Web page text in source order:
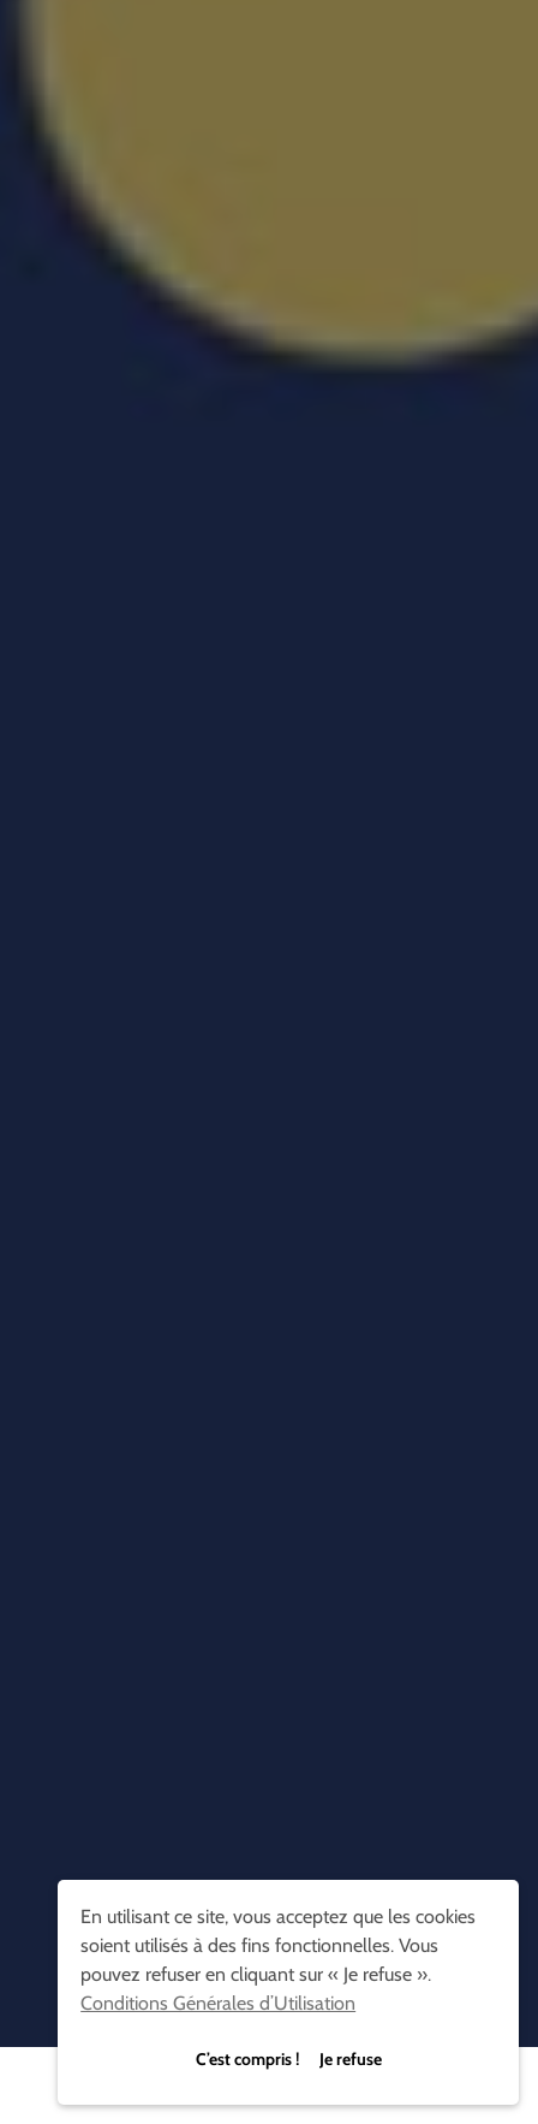
En utilisant ce site, vous acceptez que les cookies
soient utilisés à des fins fonctionnelles. Vous
pouvez refuser en cliquant sur « Je refuse ».
Conditions Générales d’Utilisation
C’est compris ! Je refuse